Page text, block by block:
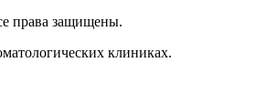
права защищены.
клиниках.